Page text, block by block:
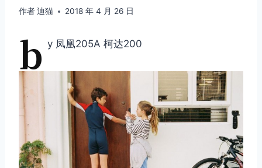
作者迪猫 2018 年 4 月 26 日
b y 凤凰205A 柯达200